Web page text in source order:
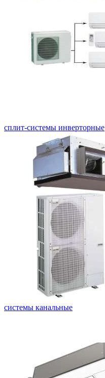
сплит-системы инверторные
системы канальные